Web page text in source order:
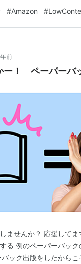
したらプラットホーム
。 …
#Amazon #
前
ー！ ペーパーバ
ませんか？ 応援して
る 例のペーパーバッ
ック出版をしたから